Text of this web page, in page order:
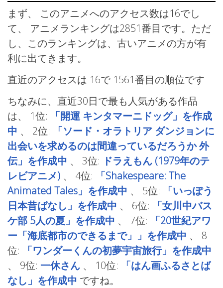
まず、 このアニメへのアクセス数は16でし
て、 アニメランキングは2851番目です。ただ
し、このランキングは、古いアニメの方が有
利に出てきます。
直近のアクセスは 16で 1561番目の順位です
ちなみに、直近30日で最も人気がある作品
は、 1位:
「開運 キンタマーニドッグ」を作成
中 、 2位:
「ソード・オラトリア ダンジョンに
出会いを求めるのは間違っているだろうか 外
伝」を作成中 、 3位: ドラえもん (1979年のテ
レビアニメ) 、 4位:
「Shakespeare: The
Animated Tales」を作成中 、 5位:
「いっぽう
日本昔ばなし」を作成中 、 6位:
「女川中バス
ケ部 5人の夏」を作成中 、 7位:
「20世紀アワ
ー「海底都市のできるまで」」を作成中 、 8
位:
「ワンダーくんの初夢宇宙旅行」を作成中
、 9位: 一休さん 、 10位:
「はん画ふるさとば
なし」を作成中 ですね。